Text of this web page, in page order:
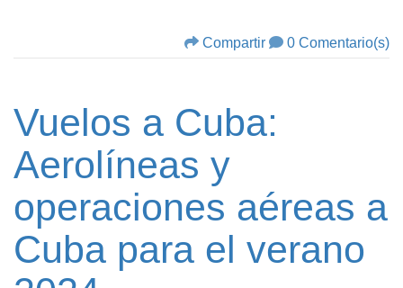
Compartir 0 Comentario(s)
Vuelos a Cuba:
Aerolíneas y
operaciones aéreas a
Cuba para el verano